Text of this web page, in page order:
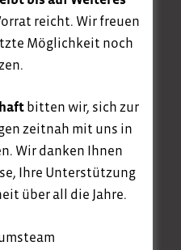
ab
so der Wegbereiter
von
Harald Krüger
nicht an
und integriert
reicht. Wir freuen
Möglichkeit noch
bitten wir, sich zur
zeitnah mit uns in
Wir danken Ihnen
Ihre Unterstützung
über all die Jahre.